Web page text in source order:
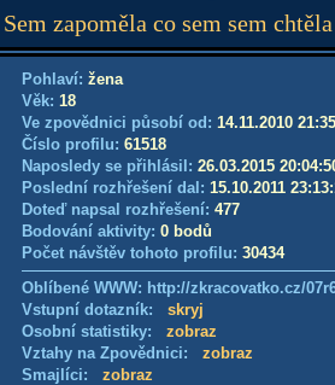
Sem zapoměla co sem sem
Pohlaví: žena
Věk: 18
Ve zpovědnici působí od: 14.11.2010
Číslo profilu: 61518
Naposledy se přihlásil: 26.03.2015
Poslední rozhřešení dal: 15.10.2011
Doteď napsal rozhřešení: 477
Bodování aktivity: 0 bodů
Počet návštěv tohoto profilu: 30434
Oblíbené WWW: http://zkracovatko.cz/
Vstupní dotazník: skryj
Osobní statistiky: zobraz
Vztahy na Zpovědnici: zobraz
Smajlíci: zobraz